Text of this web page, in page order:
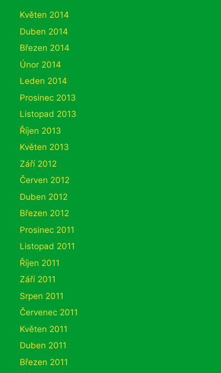
Květen 2014
Duben 2014
Březen 2014
Únor 2014
Leden 2014
Prosinec 2013
Listopad 2013
Říjen 2013
Květen 2013
Září 2012
Červen 2012
Duben 2012
Březen 2012
Prosinec 2011
Listopad 2011
Říjen 2011
Září 2011
Srpen 2011
Červenec 2011
Květen 2011
Duben 2011
Březen 2011